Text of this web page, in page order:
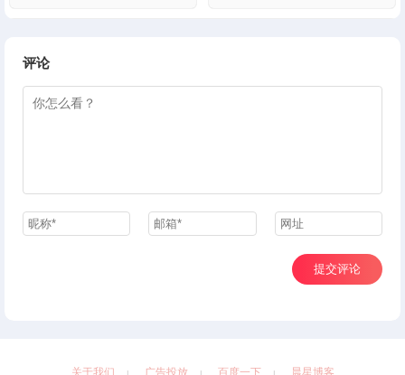
评论
提交评论
关于我们 广告投放 百度一下 晨星博客